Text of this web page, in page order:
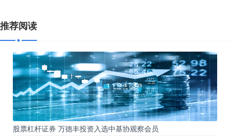
推荐阅读
股票杠杆证券 万德丰投资入选中基协观察会员